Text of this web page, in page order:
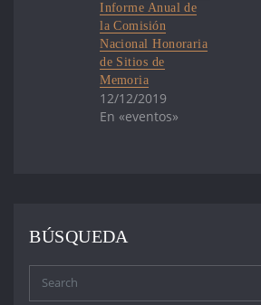
Informe Anual de
la Comisión
Nacional Honoraria
de Sitios de
Memoria
12/12/2019
En «eventos»
BÚSQUEDA